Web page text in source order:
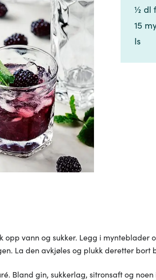
½ dl ferskpresset sitronsaft​​​​‌
15 mynteblader​​​​‌
Is​​​​‌ ‍ ​‍​‍‌‍ ‌ ​‍‌‍‍‌‌‍‌ ‌‍‍‌‌‍ ‍​‍​‍​ ‍‍​‍​‍‌ ​ ‌‍​‌‌‍ ‍‌‍‍‌‌ ‌​‌ ‍‌​‍ ‍‌‍‍‌‌‍ ​‍​‍​‍ ​​‍​‍‌‍‍​‌ ​‍‌‍‌‌‌‍‌‍​‍​‍​ ‍‍​‍​‍‌‍‍​‌ ‌​‌ ‌​‌ ​​‌ ​ ​ ‍‍​‍ ​‍ ‌‍​ ‌‍ ‌‌ ​ ​‍ ‍‌‍​ ‌‍‌‌‌ ​‍‌ ‌‍‌‍‌‌‌ ​‍‌‍​‌​‍ ‍‌ ​ ‌‍‌‌​‍ ‌ ​​‌ ​‍‌‍ ‌‍‌​‌ ‌‌‌‍​ ‌ ‌​‌‍‍‌‌‍ ‌‍ ‍​‍ ‌‍‍‌‌‍ ‍‌ ‌​‌‍‌‌‌‍ ‍‌ ‌​​‍ ‌‍‌‌‌‍‌​‌‍‍‌‌ ‌​​‍ ‌‍ ‌‌‍ ‌‍‌​‌‍‌‌​ ‌‌ ​​‌ ​‍‌‍‌‌‌ ​ ‌‍‌‌‌‍ ‍‌ ‌​‌‍​‌‌ ‌​‌‍‍‌‌‍ ‌‍ ‍​ ‍ ‌‍‍‌‌‍‌​​ ‌‌‍‍‌​ ​‌​ ‍​‌‍ ‍​‍ ‍​ ​‍​ ‍‌​ ‌ ​ ‍‌‌‍‌‍​ ​‍‌‍​‌​ ‌ ​‍ ‌​ ‍​​ ​‍​ ‍‌​ ‌​​‍ ‌​ ‌​‌‍‌​‌‍​ ‌‍​‍​‍ ‌‌‍​‍​ ​​​ ‌‍​ ‍‌​‍ ‌​ ‍​‌‍​‍‌‍​‍​ ‌ ​ ​‌‌‍​‍‌‍‌‌‌‍​ ​ ‌‌​ ​‌​ ‌ ​ ‌‌​‍ ‍‌‍ ‍‌‍ ​ ‍ ‌ ‌​‌ ‍‌‌ ​​‌‍‌‌​ ‌‌ ​​‌‍​‌‌‍‌ ‌‍‌‌​ ‍ ‌ ​​‌‍​‌‌ ‌​‌‍‍​​ ‌‌‍​‍‌‍ ​‌‍ ‌‍​ ‌‍‍ ‌ ​ ​‍‌‌​ ‌‌‌​​‍‌‌ ‌‍‍ ‌‍‌‌‌ ‍‌​‍‌‌​ ​ ‌​‌​​‍‌‌​ ​ ‌​‌​​‍‌‌​ ​‍​ ​‍‌‍​ ​ ‍‌​ ‌​‌‍​‌​ ​​​ ‌​​ ​​​ ‌‌​‍ ‌‌‍​‍​ ‍‌‌‍‌‌​ ​ ​‍ ‌​ ‌​‌‍‌​​ ‌ ​ ​ ​‍ ‌‌‍​‍​ ‌‌​ ‌‌​ ​‍​‍ ‌​ ​​​ ​‍​ ‌​‌‍‌‌​ ‍‌​ ​‌‌‍​ ​ ‌‌​ ​‌​ ‌‌​ ‍​‌‍​‍​‍‌‌​ ​‍​ ​‍​‍‌‌​ ‌‌‌​‌​​‍ ‍‌‍​ ‌‍ ‌‍ ​‌ ‌‌‌‍ ‌‌‍ ‍‌ ​ ​‍‌‌​ ‌‌‌​​‍‌‌ ‌‍‍ ‌‍‌‌‌ ‍‌​‍‌‌​ ​ ‌​‌​​‍‌‌​ ​ ‌​‌​​‍‌‌​ ​‍​ ​‍​ ‌‍​ ‌​​ ‌​​ ‌​‌‍‌‍​ ​‌‌‍​ ‌‍​ ‌‍​‍​ ​‌​ ​‍​ ‍‌​‍‌‌​ ​‍​ ​‍​‍‌‌​ ‌‌‌​‌​​‍ ‍‌‍‍‌‌ ‌​‌‍‌‌‌‍ ‌‌ ​ ​‍‌‌​ ‌‌‌​​‍​ ‍​​‍‌‌​ ‌‌‌​‌​​ ‌‍​‍‌‍​‌‌ ​ ‌‍‌‌‌‌‌‌‌ ​‍‌‍ ​​ ‌‌‍‍​‌ ‌​‌ ‌​‌ ​​‌ ​ ​‍‌‌​ ​ ‌​​‌​‍‌‌​ ​‍‌​‌‍​‍‌‌​ ​‍‌​‌‍‌‍​ ‌‍ ‌‌ ​ ​‍ ‍‌‍​ ‌‍‌‌‌ ​‍‌ ‌‍‌‍‌‌‌ ​‍‌‍​‌​‍ ‍‌ ​ ‌‍‌‌​‍‌‍‌‍‍‌‌‍‌​​ ‌‌‍‍‌​ ​‌​ ‍​‌‍ ‍​‍ ‍​ ​‍​ ‍‌​ ‌ ​ ‍‌‌‍‌‍​ ​‍‌‍​‌​ ‌ ​‍ ‌​ ‍​​ ​‍​ ‍‌​ ‌​​‍ ‌​ ‌​‌‍‌​‌‍​ ‌‍​‍​‍ ‌‌‍​‍​ ​​​ ‌‍​ ‍‌​‍ ‌​ ‍​‌‍​‍‌‍​‍​ ‌ ​ ​‌‌‍​‍‌‍‌‌‌‍​ ​ ‌‌​ ​‌​ ‌ ​ ‌‌​‍ ‍‌‍ ‍‌‍ ​‍‌‍‌ ‌​‌ ‍‌‌ ​​‌‍‌‌​ ‌‌ ​​‌‍​‌‌‍‌ ‌‍‌‌​‍‌‍‌ ​​‌‍​‌‌ ‌​‌‍‍​​ ‌‌‍​‍‌‍ ​‌‍ ‌‍​ ‌‍‍ ‌ ​ ​‍‌‌​ ‌‌‌​​‍‌‌ ‌‍‍ ‌‍‌‌‌ ‍‌​‍‌‌​ ​ ‌​‌​​‍‌‌​ ​ ‌​‌​​‍‌‌​ ​‍​ ​‍‌‍​ ​ ‍‌​ ‌​‌‍​‌​ ​​​ ‌​​ ​​​ ‌‌​‍ ‌‌‍​‍​ ‍‌‌‍‌‌​ ​ ​‍ ‌​ ‌​‌‍‌​​ ‌ ​ ​ ​‍ ‌‌‍​‍​ ‌‌​ ‌‌​ ​‍​‍ ‌​ ​​​ ​‍​ ‌​‌‍‌‌​ ‍‌​ ​‌‌‍​ ​ ‌‌​ ​‌​ ‌‌​ ‍​‌‍​‍​‍‌‌​ ​‍​ ​‍​‍‌‌​ ‌‌‌​‌​​‍ ‍‌‍​ ‌‍ ‌‍ ​‌ ‌‌‌‍ ‌‌‍ ‍‌ ​ ​‍‌‌​ ‌‌‌​​‍‌‌ ‌‍‍ ‌‍‌‌‌ ‍‌​‍‌‌​ ​ ‌​‌​​‍‌‌​ ​ ‌​‌​​‍‌‌​ ​‍​ ​‍​ ‌‍​ ‌​​ ‌​​ ‌​‌‍‌‍​ ​‌‌‍​ ‌‍​ ‌‍​‍​ ​‌​ ​‍​ ‍‌​‍‌‌​ ​‍​ ​‍​‍‌‌​ ‌‌‌​‌​​‍ ‍‌‍‍‌‌ ‌​‌‍‌‌‌‍ ‌‌ ​ ​‍‌‌​ ‌‌‌​​‍​ ‍​​‍‌‌​ ‌‌‌​‌​​‍‌‍‌ ‌ ‌‍ ‌ ​‍‌‍‍ ‌ ​ ‌ ​​‌‍​‌‌‍​ ‌‍‌‌​ ‌‌ ​​‌ ​‍‌‍ ‌‍‌​‌ ‌‌‌‍​ ‌ ‌​‌‍‍‌‌‍ ‌‍ ‍​‍‌‍‌ ​​‌‍‌‌‌ ​‍‌ ​ ‌ ​​‌‍‌‌‌‍​ ‌ ‌​‌‍‍‌‌ ‌‍‌‍‌‌​ ‌‌ ​​‌ ‌‌‌‍​‍‌‍ ​‌‍‍‌‌ ​ ‌‍‍​‌‍‌‌‌‍‌​​‍​‍‌ ‌
opp vann og sukker. Legg i
La den avkjøles og plukk deretter bort
Bland gin, sukkerlag, sitronsaft og